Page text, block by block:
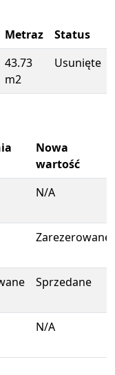
Metraz
Status
43.73
m2
Usunięte
Nowa
wartość
N/A
Zarezerowane
Sprzedane
N/A